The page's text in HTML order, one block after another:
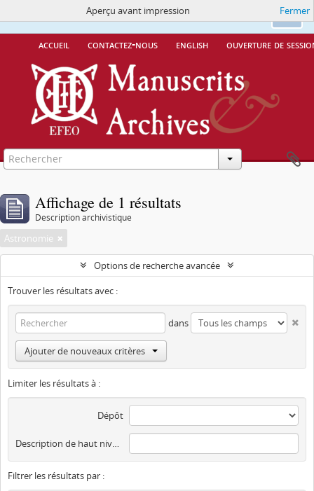
Ok
Ce site utilise des cookiesMore Info.
accueil contactez-nous english ouverture de
Aperçu avant impression Fermer
Affichage de 1 résultats
Description archivistique
Astronomie
Options de recherche avancée
Trouver les résultats avec :
dans
Ajouter de nouveaux critères
Limiter les résultats à :
Dépôt
Description de haut niveau
Filtrer les résultats par :